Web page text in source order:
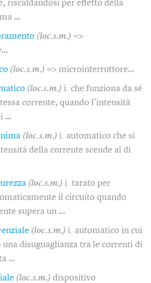
riscaldandosi per effetto della
…
(loc.s.m.) =>
(loc.s.m.) => microinterruttore…
(loc.s.m.) i. che funziona da sé
corrente, quando l'intensità
…
(loc.s.m.) i. automatico che si
della corrente scende al di
(loc.s.m.) i. tarato per
il circuito quando
supera un …
(loc.s.m.) i. automatico in cui
disuguaglianza tra le correnti di
…
(loc.s.m.) dispositivo